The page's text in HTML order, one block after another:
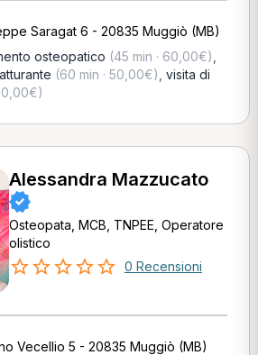
Saragat 6 - 20835 Muggiò (MB)
osteopatico (45 min · 60,00€)
(60 min · 50,00€) visita di
Alessandra Mazzucato
Osteopata, MCB, TNPEE, Operatore
olistico
0 Recensioni
Vecellio 5 - 20835 Muggiò (MB)